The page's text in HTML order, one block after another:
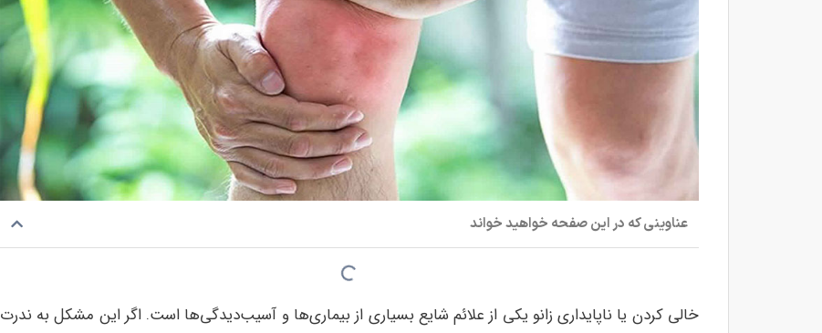
عناوینی که در این صفحه خواهید خواند
خالی کردن یا ناپایداری زانو یکی از علائم شایع بسیاری از بیماری‌ها و آسیب‌دیدگی‌ها است. اگر این مشکل به ندرت